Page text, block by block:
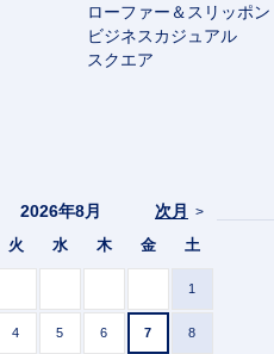
ローファー＆スリッポン
ビジネスカジュアル
スクエア
次月 >
2026年8月
火 水 木 金 土
1
4 5 6 7 8